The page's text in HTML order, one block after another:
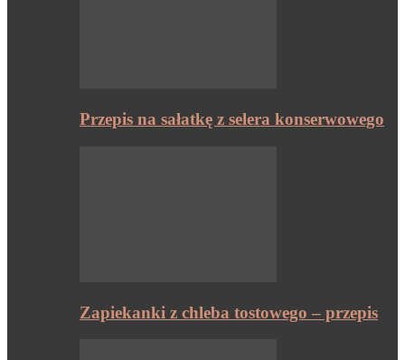
Przepis na sałatkę z selera konserwowego
Zapiekanki z chleba tostowego – przepis